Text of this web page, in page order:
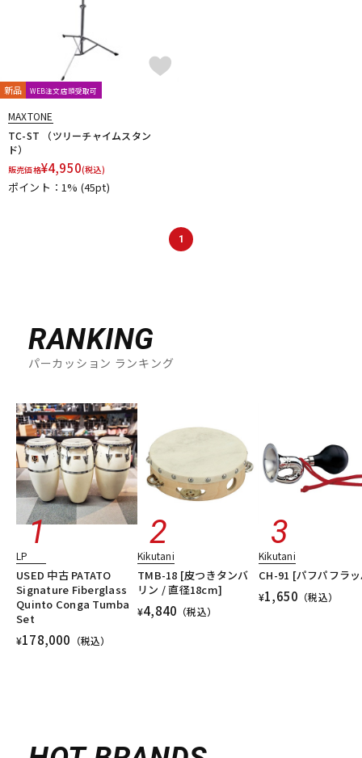
新品 WEB注文店頭受取可
MAXTONE
TC-ST （ツリーチャイムスタン
ド）
販売価格¥4,950(税込)
ポイント：1% (45pt)
1
RANKING
パーカッション ランキング
LP
USED 中古 PATATO
Signature Fiberglass
Quinto Conga Tumba
Set
¥178,000 （税込）
Kikutani
TMB-18 [皮つきタンバ
リン / 直径18cm]
¥4,840 （税込）
Kikutani
CH-91 [パフパフラ
¥1,650 （税込）